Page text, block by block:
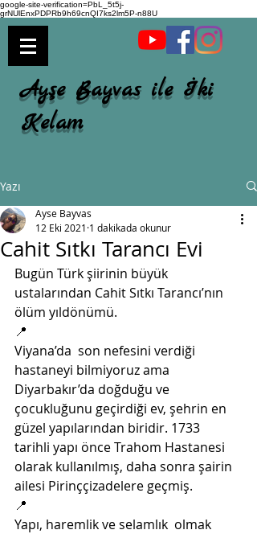
google-site-verification=PbL_5t5j-
grNUlEnxPDPRb9h69cnQI7ks2lm5P-n88U
Ayşe Bayvas ile İki
Kelam
Yazı
Cahit Sıtkı Tarancı Evi
Ayse Bayvas
12 Eki 2021 1 dakikada okunur
Bugün Türk şiirinin büyük
ustalarından Cahit Sıtkı Tarancı’nın
ölüm yıldönümü.
📍
Viyana’da  son nefesini verdiği
hastaneyi bilmiyoruz ama
Diyarbakır’da doğduğu ve
çocukluğunu geçirdiği ev, şehrin en
güzel yapılarından biridir. 1733
tarihli yapı önce Trahom Hastanesi
olarak kullanılmış, daha sonra şairin
ailesi Pirinççizadelere geçmiş.
📍
Yapı, haremlik ve selamlık  olmak